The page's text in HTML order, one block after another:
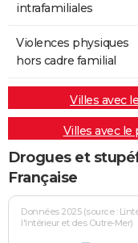
intrafamiliales
Violences physiques
hors cadre familial
Villes avec
Villes avec
Drogues et
Française
Données 2025 (source :
l'Intérieur et des Outre-Mer)